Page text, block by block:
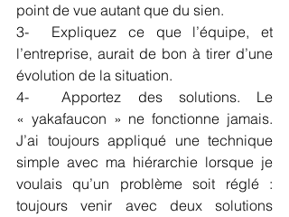
point de vue autant que du sien.
3-  Expliquez ce que l’équipe, et
l’entreprise, aurait de bon à tirer d’une
évolution de la situation.
4-  Apportez des solutions. Le
« yakafaucon » ne fonctionne jamais.
J’ai toujours appliqué une technique
simple avec ma hiérarchie lorsque je
voulais qu’un problème soit réglé :
toujours venir avec deux solutions